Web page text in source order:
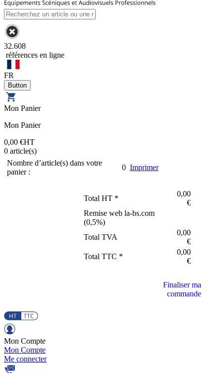
32.608
références en ligne
FR
Mon Panier
Mon Panier
0,00 €HT
0 article(s)
Nombre d’article(s) dans votre
panier :
0 Imprimer
Total HT *
0,00
€
Remise web la-bs.com
(0,5%)
Total TVA
0,00
€
Total TTC *
0,00
€
Finaliser ma
commande
Mon Compte
Mon Compte
Me connecter